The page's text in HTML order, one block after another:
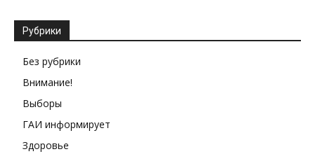
Рубрики
Без рубрики
Внимание!
Выборы
ГАИ информирует
Здоровье